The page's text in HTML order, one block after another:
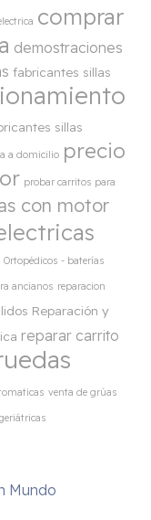
comprar
demostraciones
fabricantes sillas
sillas
a domicilio precio
probar carritos para
con motor
Ortopédicos - baterías
ancianos reparacion
Reparación y
reparar carrito
venta de grúas
Mundo